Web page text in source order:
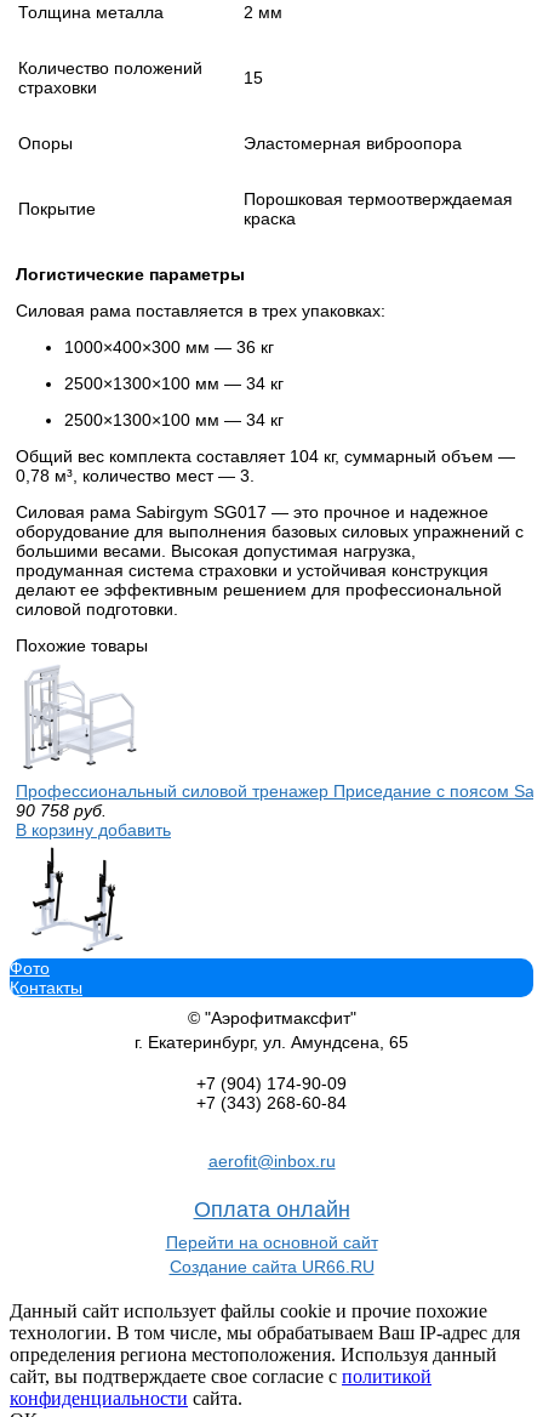
Толщина металла 2 мм
Количество положений
страховки
15
Опоры Эластомерная виброопора
Покрытие
Порошковая термоотверждаемая
краска
Логистические параметры
Силовая рама поставляется в трех упаковках:
1000×400×300 мм — 36 кг
2500×1300×100 мм — 34 кг
2500×1300×100 мм — 34 кг
Общий вес комплекта составляет 104 кг, суммарный объем —
0,78 м³, количество мест — 3.
Силовая рама Sabirgym SG017 — это прочное и надежное
оборудование для выполнения базовых силовых упражнений с
большими весами. Высокая допустимая нагрузка,
продуманная система страховки и устойчивая конструкция
делают ее эффективным решением для профессиональной
силовой подготовки.
Похожие товары
Профессиональный силовой тренажер Приседание с поясом
90 758 руб.
В корзину добавить
Профессиональный силовой тренажер Стойка для
SG012.6
В корзину добавить
Профессиональный силовой тренажер Жим горизонтальный
81 321 руб.
В корзину добавить
Фото
Контакты
© "Аэрофитмаксфит"
г. Екатеринбург, ул. Амундсена, 65
+7 (904) 174-90-09
+7 (343) 268-60-84
aerofit@inbox.ru
Оплата онлайн
Перейти на основной сайт
Создание сайта UR66.RU
Данный сайт использует файлы cookie и прочие похожие
технологии. В том числе, мы обрабатываем Ваш IP-адрес для
определения региона местоположения. Используя данный
сайт, вы подтверждаете свое согласие с политикой
конфиденциальности сайта.